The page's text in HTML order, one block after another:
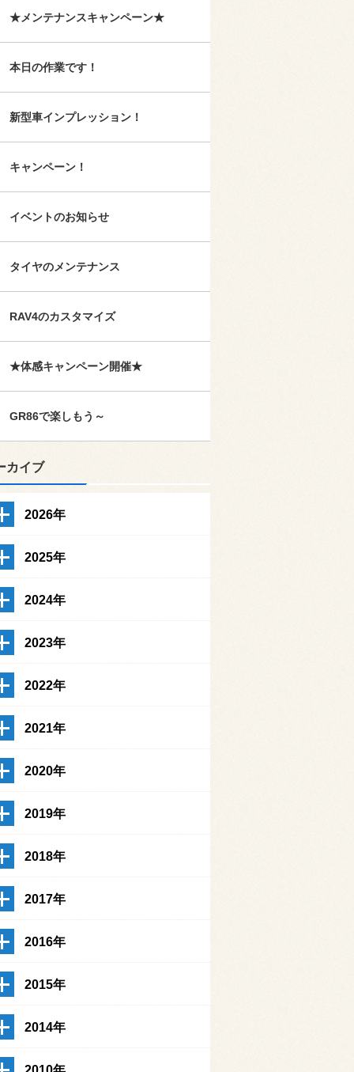
★メンテナンスキャンペーン★
本日の作業です！
新型車インプレッション！
キャンペーン！
イベントのお知らせ
タイヤのメンテナンス
RAV4のカスタマイズ
★体感キャンペーン開催★
GR86で楽しもう～
カイブ
2026年
2025年
2024年
2023年
2022年
2021年
2020年
2019年
2018年
2017年
2016年
2015年
2014年